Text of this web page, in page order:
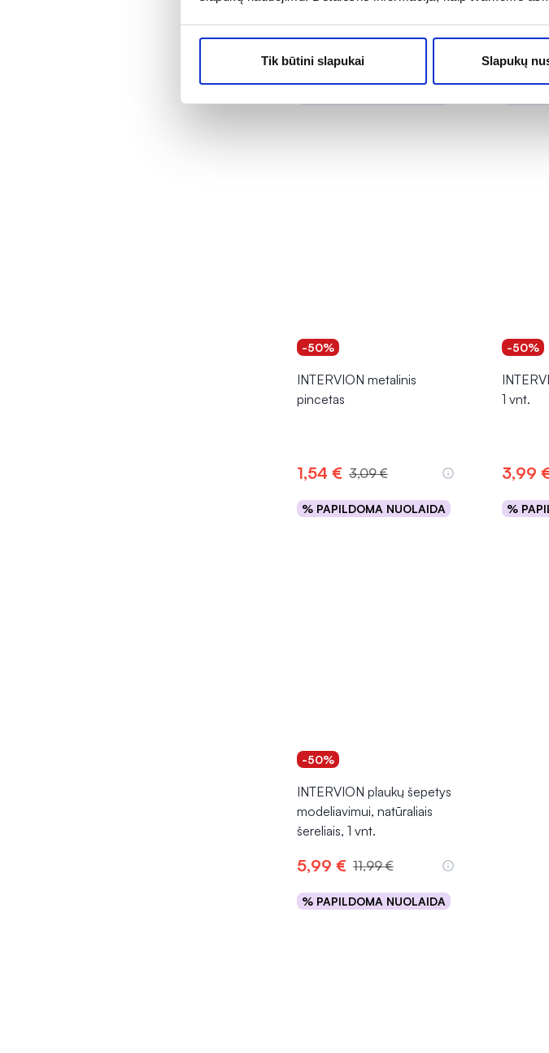
Tik būtini slapukai Slapukų
šereliais, 1 vnt.
2,99 € 5,99 €
Į krepšelį
2,24
-50%
INTERVION metalinis
pincetas
1,54 € 3,09 €
% PAPILDOMA NUOLAIDA
Į krepšelį
-50%
1 vnt.
3,99
%
-50%
INTERVION plaukų šepetys
modeliavimui, natūraliais
šereliais, 1 vnt.
5,99 € 11,99 €
% PAPILDOMA NUOLAIDA
Į krepšelį